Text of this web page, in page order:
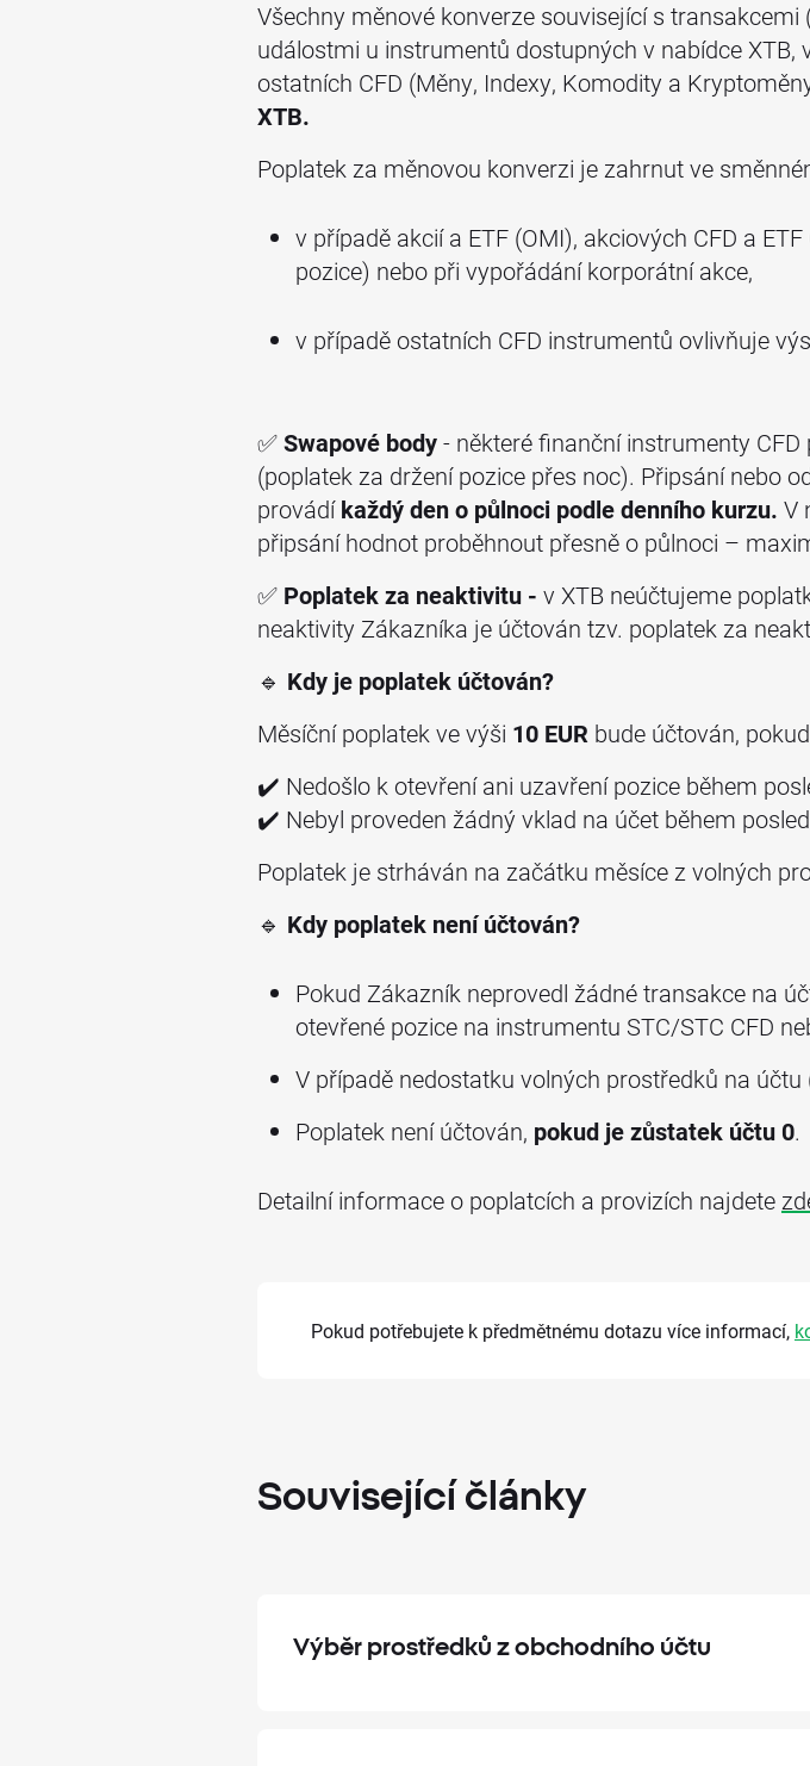
Všechny měnové konverze související s
událostmi u instrumentů dostupných v nabídce XTB,
ostatních CFD (Měny, Indexy, Komodity a
XTB.
Poplatek za měnovou konverzi je zahrnut ve
v případě akcií a ETF (OMI), akciových CFD a
pozice) nebo při vypořádání korporátní akce,
v případě ostatních CFD instrumentů ovlivňuje
✅Swapové body- některé finanční instrumenty
(poplatek za držení pozice přes noc). Připsání nebo
provádíkaždý den o půlnoci podle denního kurzu. V
připsání hodnot proběhnout přesně o půlnoci –
✅ Poplatek za neaktivitu - v XTB neúčtujeme
neaktivity Zákazníka je účtován tzv. poplatek za
🔹 Kdy je poplatek účtován?
Měsíční poplatek ve výši 10 EUR bude účtován,
✔️ Nedošlo k otevření ani uzavření pozice během
✔️ Nebyl proveden žádný vklad na účet během
Poplatek je strháván na začátku měsíce z volných
🔹 Kdy poplatek není účtován?
Pokud Zákazník neprovedl žádné transakce na
otevřené pozice na instrumentu STC/STC CFD
V případě nedostatku volných prostředků na
Poplatek není účtován, pokud je zůstatek účtu 0.
Detailní informace o poplatcích a provizích najdete
Pokud potřebujete k předmětnému dotazu více informací,
Související články
Výběr prostředků z obchodního účtu